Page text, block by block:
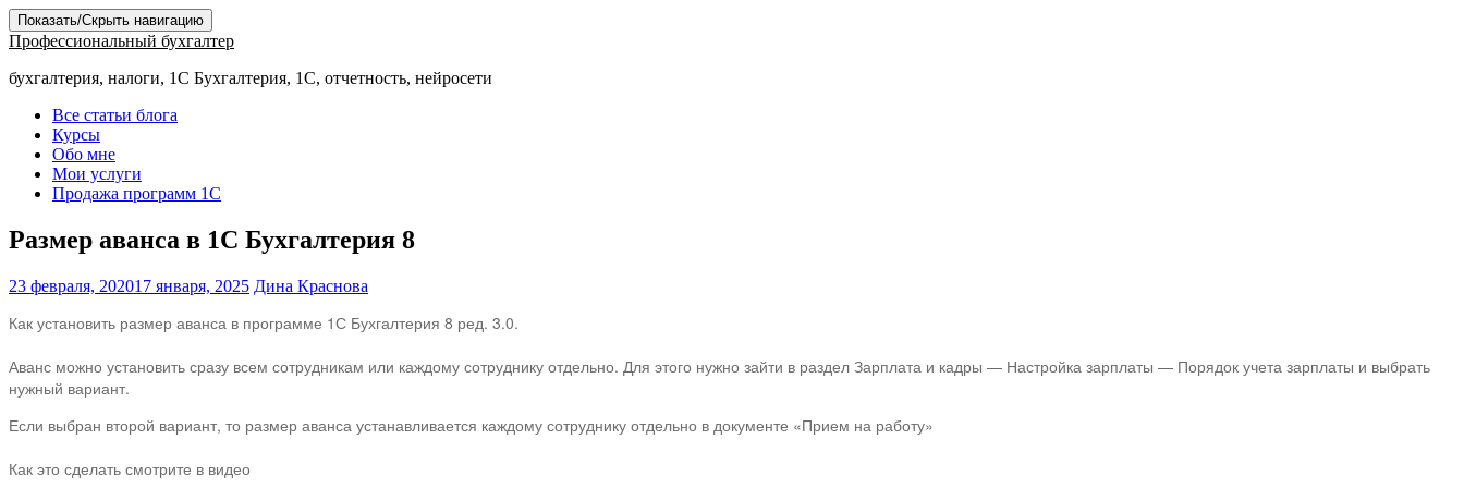
Показать/Скрыть навигацию
Профессиональный бухгалтер
бухгалтерия, налоги, 1С Бухгалтерия, 1С, отчетность, нейросети
Все статьи блога
Курсы
Обо мне
Мои услуги
Продажа программ 1С
Размер аванса в 1С Бухгалтерия 8
23 февраля, 202017 января, 2025 Дина Краснова
Как установить размер аванса в программе 1С Бухгалтерия 8 ред. 3.0.
Аванс можно установить сразу всем сотрудникам или каждому сотруднику отдельно. Для этого нужно зайти в раздел Зарплата и кадры — Настройка зарплаты — Порядок учета зарплаты и выбрать
нужный вариант.
Если выбран второй вариант, то размер аванса устанавливается каждому сотруднику отдельно в документе «Прием на работу»
Как это сделать смотрите в видео